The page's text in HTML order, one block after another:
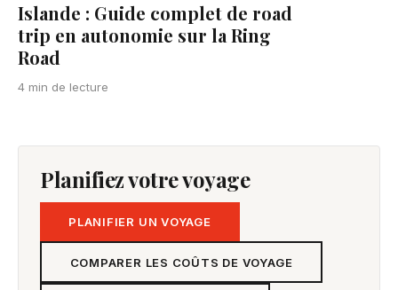
Islande : Guide complet de road
trip en autonomie sur la Ring
Road
4 min de lecture
Planifiez votre voyage
PLANIFIER UN VOYAGE
COMPARER LES COÛTS DE VOYAGE